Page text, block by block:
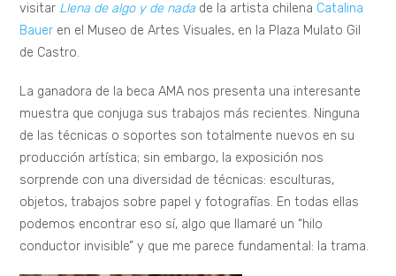
visitar Llena de algo y de nada de la artista chilena Catalina
Bauer en el Museo de Artes Visuales, en la Plaza Mulato Gil
de Castro.
La ganadora de la beca AMA nos presenta una interesante
muestra que conjuga sus trabajos más recientes. Ninguna
de las técnicas o soportes son totalmente nuevos en su
producción artística; sin embargo, la exposición nos
sorprende con una diversidad de técnicas: esculturas,
objetos, trabajos sobre papel y fotografías. En todas ellas
podemos encontrar eso sí, algo que llamaré un “hilo
conductor invisible” y que me parece fundamental: la trama.